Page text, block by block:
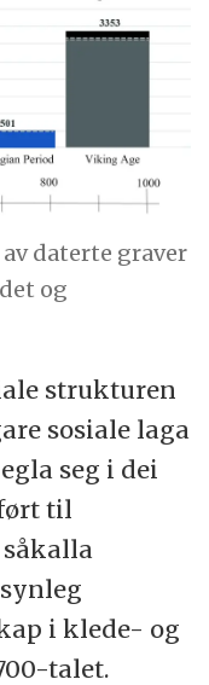
daterte graver
og
strukturen
sosiale laga
seg i dei
til
i klede- og
talet.